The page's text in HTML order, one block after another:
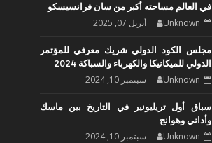
في العالم مساحته أكبر من سان فرانسيسكو
Unknown أبريل 07, 2025
مجلس الكود الدولي شريك معرفي للمؤتمر
الدولي للميكانيكا والكهرباء والسباكة 2024
Unknown سبتمبر 10, 2024
سباق أول تريليونير في التاريخ بين ماسك
وأداني وهوانج
Unknown سبتمبر 10, 2024